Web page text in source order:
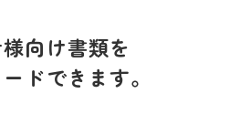
向け書類を
ドできます。